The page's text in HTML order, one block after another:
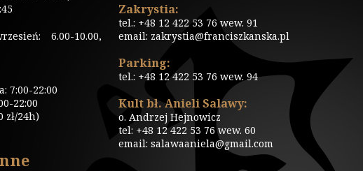
6.00-10.00,
7:00-22:00
22:00
zł/24h)
Zakrystia:
tel.: +48 12 422 53 76 wew. 91
email: zakrystia@franciszkanska.pl
Parking:
tel.: +48 12 422 53 76 wew. 94
Kult bł. Anieli Salawy:
o. Andrzej Hejnowicz
tel: +48 12 422 53 76 wew. 60
email: salawaaniela@gmail.com